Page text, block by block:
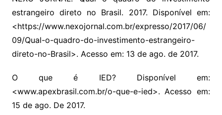
estrangeiro direto no Brasil. 2017. Disponível em:
<https://www.nexojornal.com.br/expresso/2017/06/
09/Qual-o-quadro-do-investimento-estrangeiro-
direto-no-Brasil>. Acesso em: 13 de ago. de 2017.
O que é IED? Disponível em:
<www.apexbrasil.com.br/o-que-e-ied>. Acesso em:
15 de ago. De 2017.